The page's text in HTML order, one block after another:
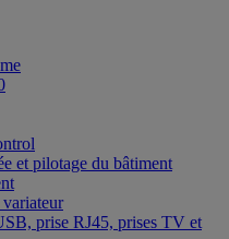
et pilotage du bâtiment
prise RJ45, prises TV et